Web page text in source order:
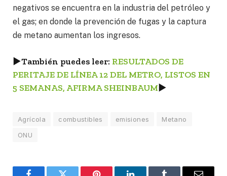
negativos se encuentra en la industria del petróleo y
el gas; en donde la prevención de fugas y la captura
de metano aumentan los ingresos.
►También puedes leer: RESULTADOS DE
PERITAJE DE LÍNEA 12 DEL METRO, LISTOS EN
5 SEMANAS, AFIRMA SHEINBAUM►
Agrícola combustibles emisiones
Metano
ONU